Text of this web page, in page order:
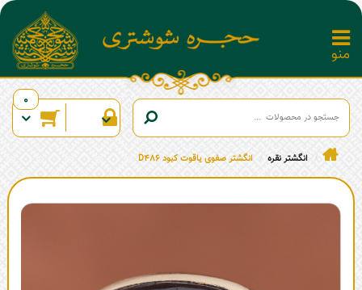
0
انگشتر نقره انگشتر صفوی یاقوت کبود D486